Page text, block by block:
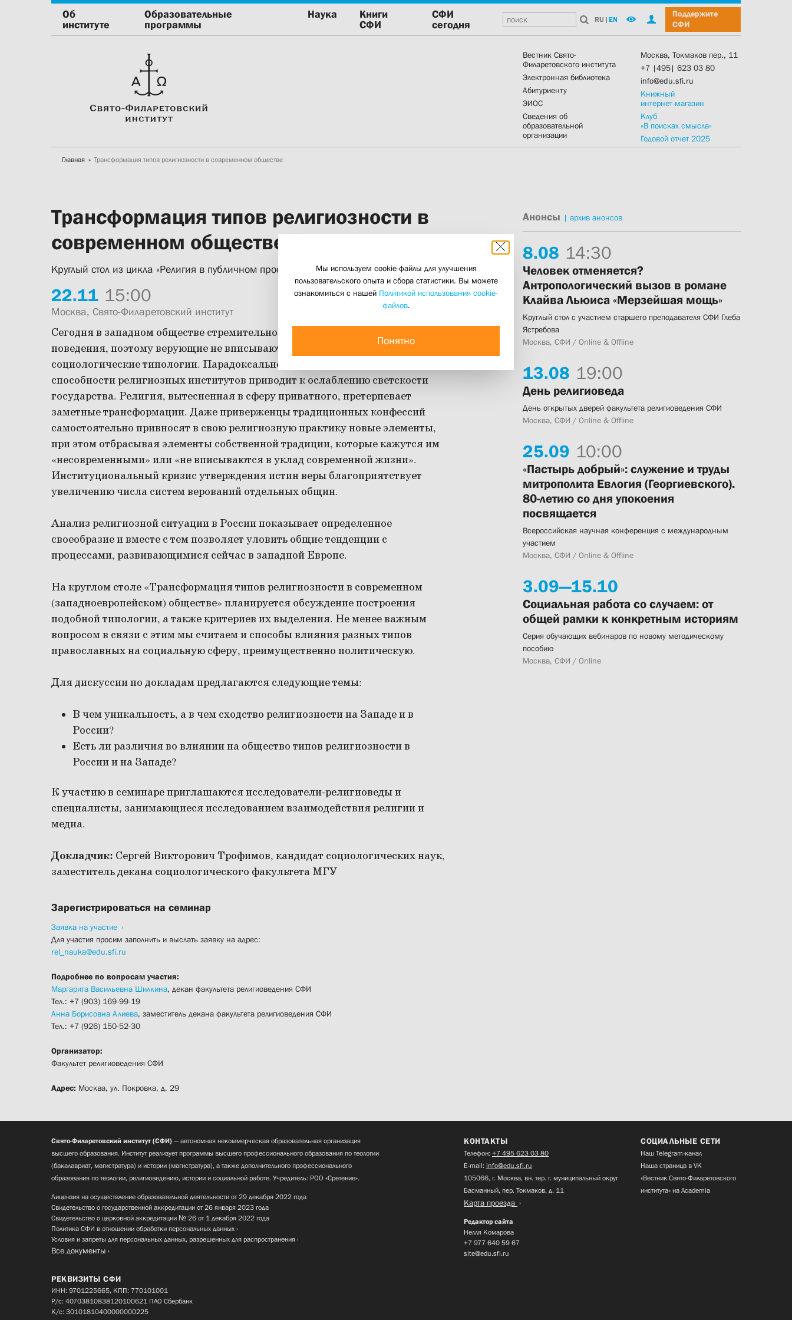
Об
институте
Образовательные
программы
Наука
Книги
СФИ
СФИ
сегодня
RU | EN
Поддержите
СФИ
Вестник Свято-
Филаретовского института
Электронная библиотека
Абитуриенту
ЭИОС
Сведения об
образовательной
организации
Москва, Токмаков пер., 11
+7 |495| 623 03 80
info@edu.sfi.ru
Книжный
интернет-магазин
Клуб
«В поисках смысла»
Годовой отчет 2025
Главная Трансформация типов религиозности в современном обществе
Трансформация типов религиозности в
современном обществе
Круглый стол из цикла «Религия в публичном пространстве»
22.11 15:00
Москва, Свято-Филаретовский институт
Сегодня в западном обществе стремительно изменяются типы религиозного
поведения, поэтому верующие не вписываются в ставшие классическими
социологические типологии. Парадоксально, ослабление регулирующей
способности религиозных институтов приводит к ослаблению светскости
государства. Религия, вытесненная в сферу приватного, претерпевает
заметные трансформации. Даже приверженцы традиционных конфессий
самостоятельно привносят в свою религиозную практику новые элементы,
при этом отбрасывая элементы собственной традиции, которые кажутся им
«несовременными» или «не вписываются в уклад современной жизни».
Институциональный кризис утверждения истин веры благоприятствует
увеличению числа систем верований отдельных общин.
Анализ религиозной ситуации в России показывает определенное
своеобразие и вместе с тем позволяет уловить общие тенденции с
процессами, развивающимися сейчас в западной Европе.
На круглом столе «Трансформация типов религиозности в современном
(западноевропейском) обществе» планируется обсуждение построения
подобной типологии, а также критериев их выделения. Не менее важным
вопросом в связи с этим мы считаем и способы влияния разных типов
православных на социальную сферу, преимущественно политическую.
Для дискуссии по докладам предлагаются следующие темы:
В чем уникальность, а в чем сходство религиозности на Западе и в
России?
Есть ли различия во влиянии на общество типов религиозности в
России и на Западе?
К участию в семинаре приглашаются исследователи-религиоведы и
специалисты, занимающиеся исследованием взаимодействия религии и
медиа.
Докладчик: Сергей Викторович Трофимов, кандидат социологических наук,
заместитель декана социологического факультета МГУ
Зарегистрироваться на семинар
Заявка на участие
Для участия просим заполнить и выслать заявку на адрес:
rel_nauka@edu.sfi.ru
Подробнее по вопросам участия:
Маргарита Васильевна Шилкина, декан факультета религиоведения СФИ
Тел.: +7 (903) 169-99-19
Анна Борисовна Алиева, заместитель декана факультета религиоведения СФИ
Тел.: +7 (926) 150-52-30
Организатор:
Факультет религиоведения СФИ
Адрес: Москва, ул. Покровка, д. 29
Анонсы | архив анонсов
8.08 14:30
Человек отменяется?
Антропологический вызов в романе
Клайва Льюиса «Мерзейшая мощь»
Круглый стол с участием старшего преподавателя СФИ Глеба
Ястребова
Москва, СФИ / Online & Offline
13.08 19:00
День религиоведа
День открытых дверей факультета религиоведения СФИ
Москва, СФИ / Online & Offline
25.09 10:00
«Пастырь добрый»: служение и труды
митрополита Евлогия (Георгиевского).
80-летию со дня упокоения
посвящается
Всероссийская научная конференция с международным
участием
Москва, СФИ / Online & Offline
3.09—15.10
Социальная работа со случаем: от
общей рамки к конкретным историям
Серия обучающих вебинаров по новому методическому
пособию
Москва, СФИ / Online
Мы используем cookie-файлы для улучшения
пользовательского опыта и сбора статистики. Вы можете
ознакомиться с нашей Политикой использования cookie-
файлов.
Понятно
Свято-Филаретовский институт (СФИ) — автономная некоммерческая образовательная организация
высшего образования. Институт реализует программы высшего профессионального образования по теологии
(бакалавриат, магистратура) и истории (магистратура), а также дополнительного профессионального
образования по теологии, религиоведению, истории и социальной работе. Учредитель: РОО «Сретение».
Лицензия на осуществление образовательной деятельности от 29 декабря 2022 года
Свидетельство о государственной аккредитации от 26 января 2023 года
Свидетельство о церковной аккредитации № 26 от 1 декабря 2022 года
Политика СФИ в отношении обработки персональных данных
Условия и запреты для персональных данных, разрешенных для распространения
Все документы
КОНТАКТЫ
Телефон: +7 495 623 03 80
E-mail: info@edu.sfi.ru
105066, г. Москва, вн. тер. г. муниципальный округ
Басманный, пер. Токмаков, д. 11
Карта проезда
Редактор сайта
Нелля Комарова
+7 977 640 59 67
site@edu.sfi.ru
СОЦИАЛЬНЫЕ СЕТИ
Наш Telegram-канал
Наша страница в VK
«Вестник Свято-Филаретовского
института» на Academia
РЕКВИЗИТЫ СФИ
ИНН: 9701225665, КПП: 770101001
Р/с: 40703810838120100621 ПАО Сбербанк
К/с: 30101810400000000225